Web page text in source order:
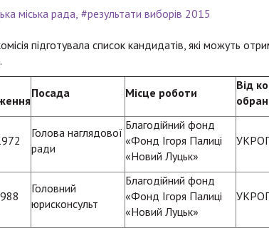
міська рада #результати виборів 2015
підготувала список кандидатів, які можуть
Посада Місце роботи
Від
Голова наглядової
ради
Благодійний фонд
«Фонд Ігоря Палиці
«Новий Луцьк»
Головний
юрисконсульт
Благодійний фонд
«Фонд Ігоря Палиці
«Новий Луцьк»